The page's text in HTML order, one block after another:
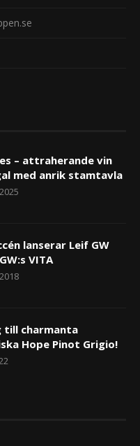
– attraherande vin
med anrik stamtavla
lanserar Leif GW
VITA
till charmanta
Hope Pinot Grigio!